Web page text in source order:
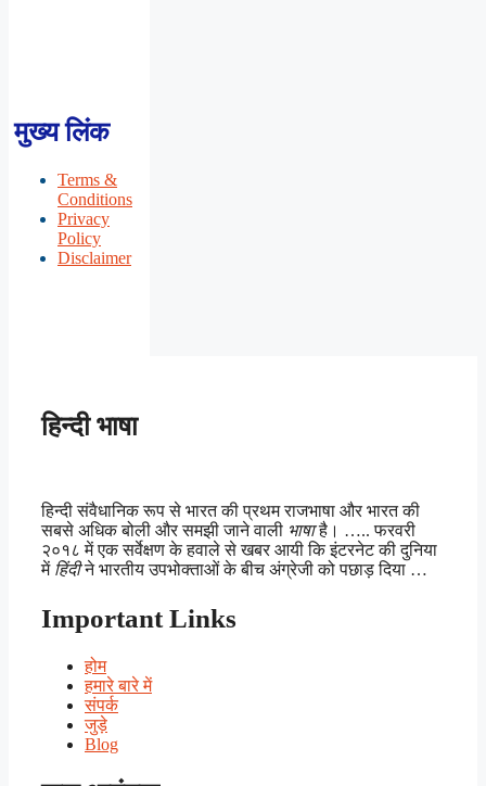
मुख्य लिंक
Terms &
Conditions
Privacy
Policy
Disclaimer
हिन्दी भाषा
हिन्दी संवैधानिक रूप से भारत की प्रथम राजभाषा और भारत की
सबसे अधिक बोली और समझी जाने वाली भाषाहै। ….. फरवरी
२०१८ में एक सर्वेक्षण के हवाले से खबर आयी कि इंटरनेट की दुनिया
में हिंदीने भारतीय उपभोक्ताओं के बीच अंग्रेजी को पछाड़ दिया …
Important Links
होम
हमारे बारे में
संपर्क
जुड़े
Blog